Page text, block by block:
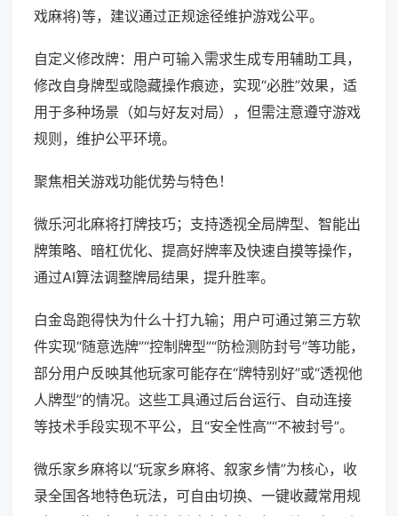
戏麻将)等，建议通过正规途径维护游戏公平。
自定义修改牌：用户可输入需求生成专用辅助工具，
修改自身牌型或隐藏操作痕迹，实现“必胜”效果，适
用于多种场景（如与好友对局），但需注意遵守游戏
规则，维护公平环境。
聚焦相关游戏功能优势与特色！
微乐河北麻将打牌技巧；支持透视全局牌型、智能出
牌策略、暗杠优化、提高好牌率及快速自摸等操作，
通过AI算法调整牌局结果，提升胜率。
白金岛跑得快为什么十打九输；用户可通过第三方软
件实现“随意选牌”“控制牌型”“防检测防封号”等功能，
部分用户反映其他玩家可能存在“牌特别好”或“透视他
人牌型”的情况。这些工具通过后台运行、自动连接
等技术手段实现不平公，且“安全性高”“不被封号”。
微乐家乡麻将以“玩家乡麻将、叙家乡情”为核心，收
录全国各地特色玩法，可自由切换、一键收藏常用规